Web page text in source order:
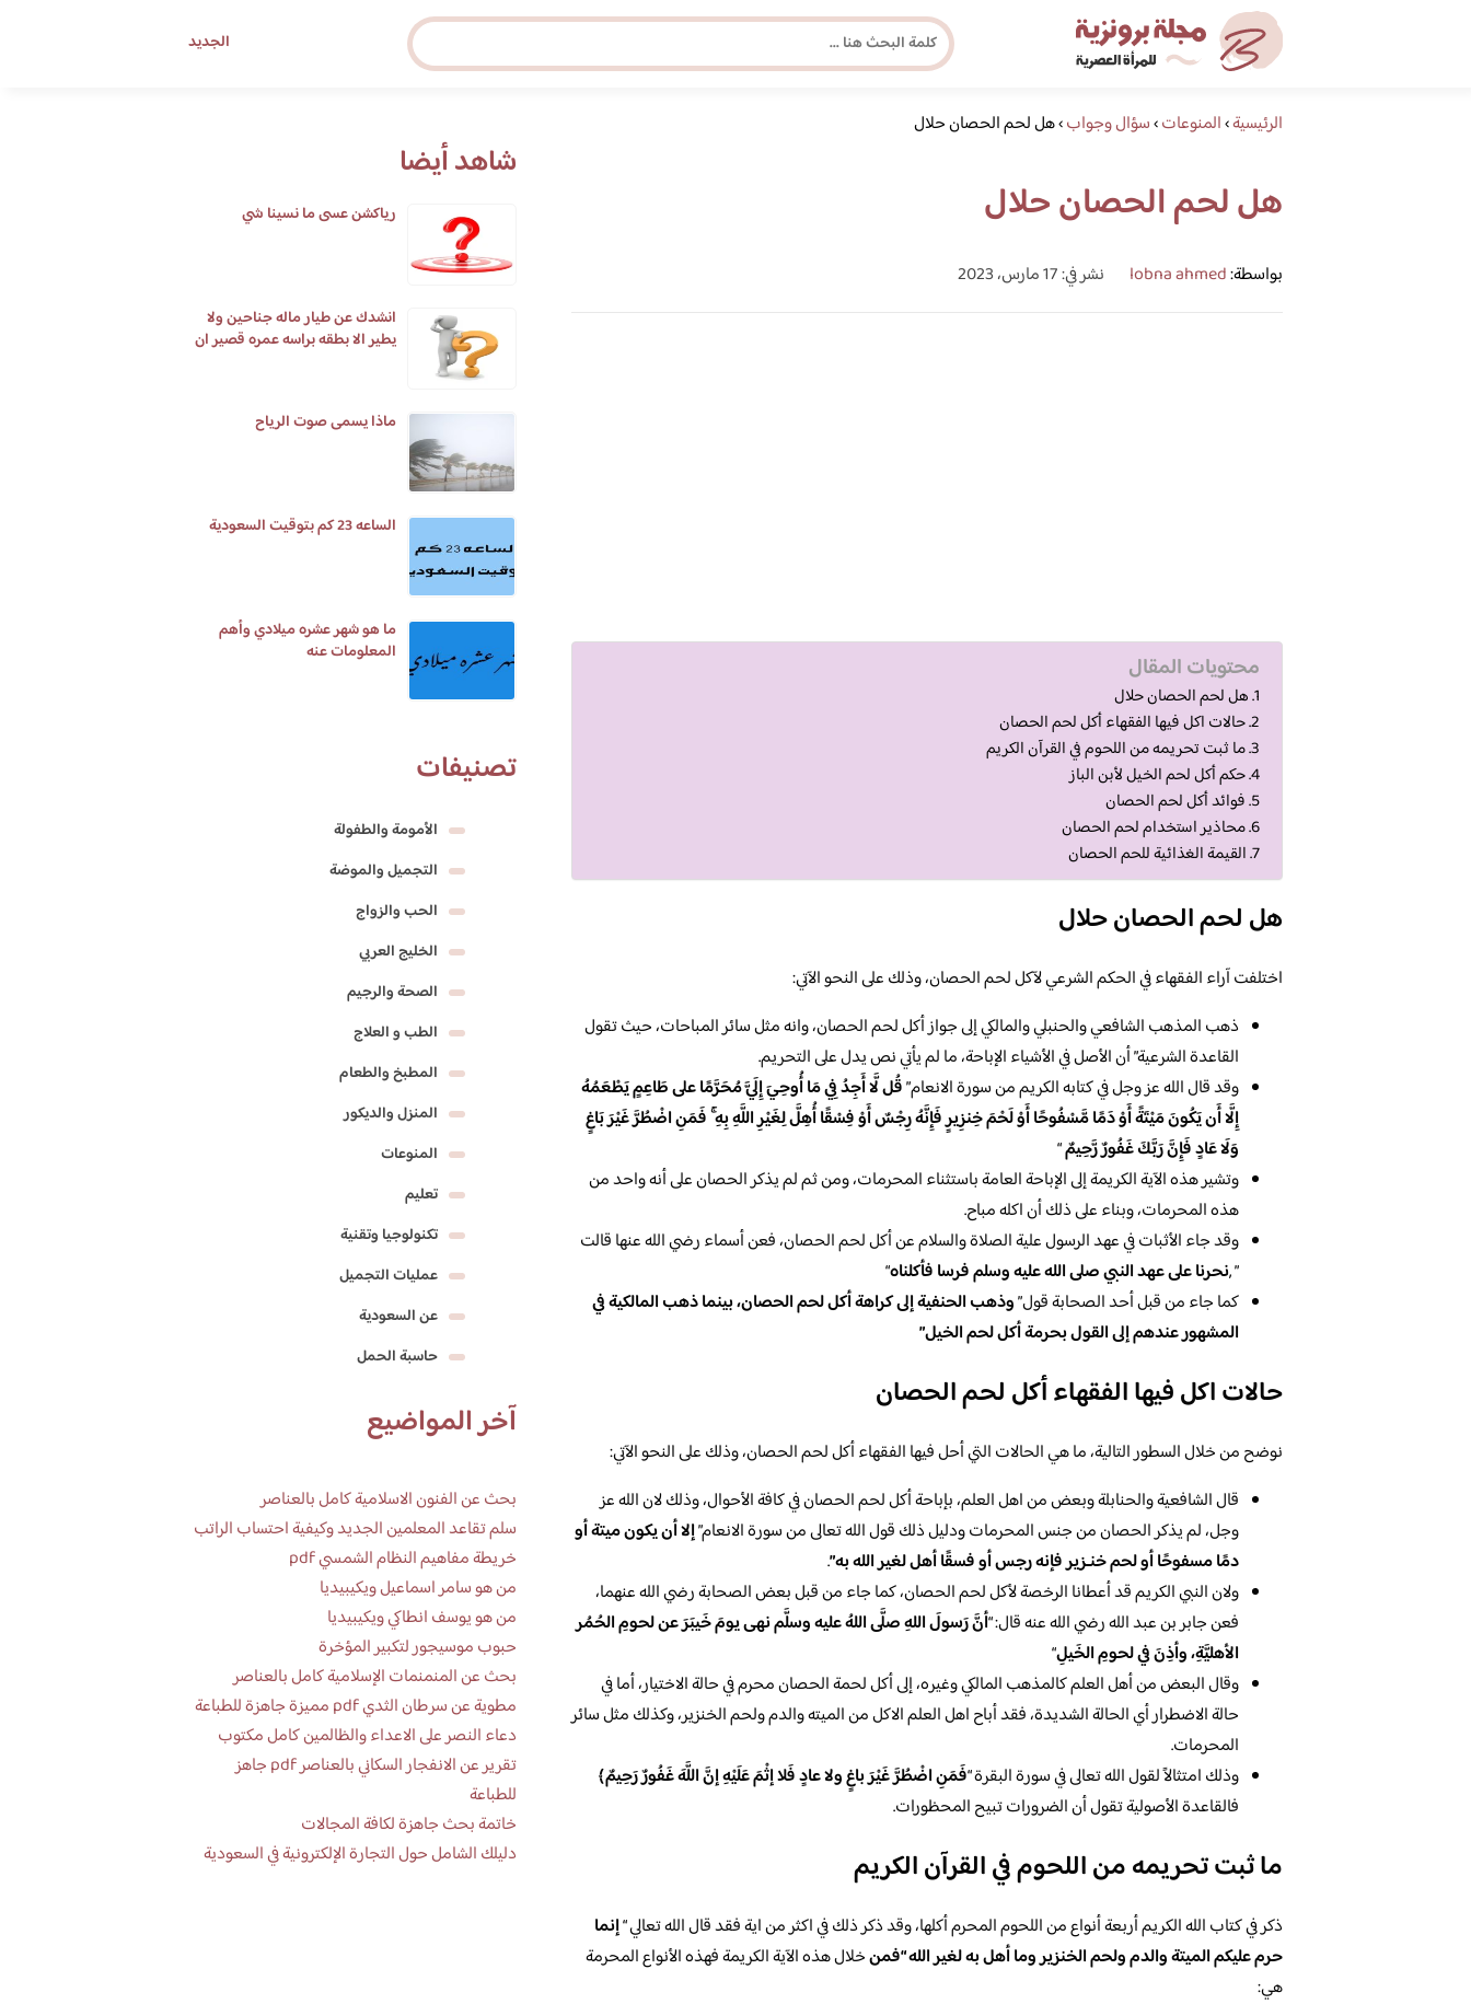
الجديد
الرئيسية›المنوعات›سؤال وجواب›هل لحم الحصان حلال
هل لحم الحصان حلال
بواسطة:lobna ahmed نشر في: 17 مارس، 2023
محتويات المقال
هل لحم الحصان حلال
حالات اكل فيها الفقهاء أكل لحم الحصان
ما ثبت تحريمه من اللحوم في القرآن الكريم
حكم أكل لحم الخيل لأبن الباز
فوائد أكل لحم الحصان
محاذير استخدام لحم الحصان
القيمة الغذائية للحم الحصان
هل لحم الحصان حلال
اختلفت آراء الفقهاء في الحكم الشرعي لآكل لحم الحصان، وذلك على النحو الآتي:
ذهب المذهب الشافعي والحنبلي والمالكي إلى جواز أكل لحم الحصان، وانه مثل سائر المباحات، حيث تقول
القاعدة الشرعية” أن الأصل في الأشياء الإباحة، ما لم يأتي نص يدل على التحريم.
وقد قال الله عز وجل في كتابه الكريم من سورة الانعام”قُل لَّا أَجِدُ فِي مَا أُوحِيَ إِلَيَّ مُحَرَّمًا على طَاعِمٍ يَطْعَمُهُ
إِلَّا أَن يَكُونَ مَيْتَةً أَوْ دَمًا مَّسْفُوحًا أَوْ لَحْمَ خِنزِيرٍ فَإِنَّهُ رِجْسٌ أَوْ فِسْقًا أُهِلَّ لِغَيْرِ اللَّهِ بِهِ ۚ فَمَنِ اضْطُرَّ غَيْرَ بَاغٍ
وَلَا عَادٍ فَإِنَّ رَبَّكَ غَفُورٌ رَّحِيمٌ“
وتشير هذه الآية الكريمة إلى الإباحة العامة باستثناء المحرمات، ومن ثم لم يذكر الحصان على أنه واحد من
هذه المحرمات، وبناء على ذلك أن اكله مباح.
وقد جاء الأثبات في عهد الرسول علية الصلاة والسلام عن أكل لحم الحصان، فعن أسماء رضي الله عنها قالت
” ,نحرنا على عهد النبي صلى الله عليه وسلم فرسا فأكلناه“
كما جاء من قبل أحد الصحابة قول”وذهب الحنفية إلى كراهة أكل لحم الحصان، بينما ذهب المالكية في
المشهور عندهم إلى القول بحرمة أكل لحم الخيل”
حالات اكل فيها الفقهاء أكل لحم الحصان
نوضح من خلال السطور التالية، ما هي الحالات التي أحل فيها الفقهاء أكل لحم الحصان، وذلك على النحو الآتي:
قال الشافعية والحنابلة وبعض من اهل العلم، بإباحة أكل لحم الحصان في كافة الأحوال، وذلك لان الله عز
وجل، لم يذكر الحصان من جنس المحرمات ودليل ذلك قول الله تعالى من سورة الانعام”إلا أن يكون ميتة أو
دمًا مسفوحًا أو لحم خنـزير فإنه رجس أو فسقًا أهل لغير الله به”.
ولان النبي الكريم قد أعطانا الرخصة لأكل لحم الحصان، كما جاء من قبل بعض الصحابة رضي الله عنهما،
فعن جابر بن عبد الله رضي الله عنه قال: “أنَّ رَسولَ اللهِ صلَّى اللهُ عليه وسلَّم نهى يومَ خَيبَرَ عن لحومِ الحُمُر
الأهليَّةِ، وأذِنَ في لحومِ الخَيلِ“
وقال البعض من أهل العلم كالمذهب المالكي وغيره، إلى أكل لحمة الحصان محرم في حالة الاختيار، أما في
حالة الاضطرار أي الحالة الشديدة، فقد أباح اهل العلم الاكل من الميته والدم ولحم الخنزير، وكذلك مثل سائر
المحرمات.
وذلك امتثالاً لقول الله تعالى في سورة البقرة “فَمَنِ اضْطُرَّ غَيْرَ باغٍ ولا عادٍ فَلا إثْمَ عَلَيْهِ إنَّ اللَّهَ غَفُورٌ رَحِيمٌ﴾
فالقاعدة الأصولية تقول أن الضرورات تبيح المحظورات.
ما ثبت تحريمه من اللحوم في القرآن الكريم
ذكر في كتاب الله الكريم أربعة أنواع من اللحوم المحرم أكلها، وقد ذكر ذلك في اكثر من اية فقد قال الله تعالي “إنما
حرم عليكم الميتة والدم ولحم الخنزير وما أهل به لغير الله “فمنخلال هذه الآية الكريمة فهذه الأنواع المحرمة
هي:
شاهد أيضا
رياكشن عسى ما نسينا شي
انشدك عن طيار ماله جناحين ولا
يطير الا بطقه براسه عمره قصير ان
ماذا يسمى صوت الرياح
الساعه 23 كم بتوقيت السعودية
ما هو شهر عشره ميلادي وأهم
المعلومات عنه
تصنيفات
الأمومة والطفولة
التجميل والموضة
الحب والزواج
الخليج العربي
الصحة والرجيم
الطب و العلاج
المطبخ والطعام
المنزل والديكور
المنوعات
تعليم
تكنولوجيا وتقنية
عمليات التجميل
عن السعودية
حاسبة الحمل
آخر المواضيع
بحث عن الفنون الاسلامية كامل بالعناصر
سلم تقاعد المعلمين الجديد وكيفية احتساب الراتب
خريطة مفاهيم النظام الشمسي pdf
من هو سامر اسماعيل ويكيبيديا
من هو يوسف انطاكي ويكيبيديا
حبوب موسيجور لتكبير المؤخرة
بحث عن المنمنمات الإسلامية كامل بالعناصر
مطوية عن سرطان الثدي pdf مميزة جاهزة للطباعة
دعاء النصر على الاعداء والظالمين كامل مكتوب
تقرير عن الانفجار السكاني بالعناصر pdf جاهز
للطباعة
خاتمة بحث جاهزة لكافة المجالات
دليلك الشامل حول التجارة الإلكترونية في السعودية